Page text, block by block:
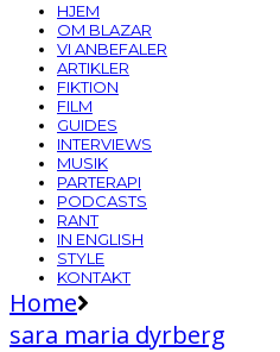
HJEM
OM BLAZAR
VI ANBEFALER
ARTIKLER
FIKTION
FILM
GUIDES
INTERVIEWS
MUSIK
PARTERAPI
PODCASTS
RANT
IN ENGLISH
STYLE
KONTAKT
Home
sara maria dyrberg